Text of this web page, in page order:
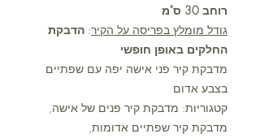
רוחב 30 ס"מ
גודל מומלץ בפריסה על הקיר: הדבקת
החלקים באופן חופשי
מדבקת קיר פני אישה יפה עם שפתיים
בצבע אדום
קטגוריות: מדבקת קיר פנים של אישה,
מדבקת קיר שפתיים אדומות,